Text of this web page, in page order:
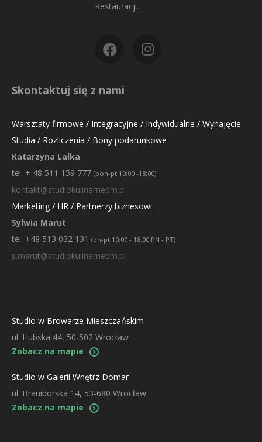
Restauracji.
Skontaktuj się z nami
Warsztaty firmowe / Integracyjne / Indywidualne / Wynajęcie
Studia / Rozliczenia / Bony podarunkowe
Katarzyna Lalka
tel. + 48 511 159 777 (pon-pt 10:00 -18:00)
kontakt@studiokulinarnebm.pl
Marketing / HR / Partnerzy biznesowi
Sylwia Marut
tel. +48 513 032 131 (pn-pt 10:00 - 18:00 PN - PT)
s.marut@studiokulinarnebm.pl
Studio w Browarze Mieszczańskim
ul. Hubska 44, 50-502 Wrocław
Zobacz na mapie
Studio w Galerii Wnętrz Domar
ul. Braniborska 14, 53-680 Wrocław
Zobacz na mapie